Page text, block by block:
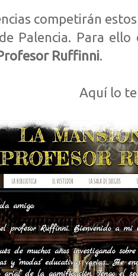
competirán
Palencia. Para
Ruffinni.
Aquí lo